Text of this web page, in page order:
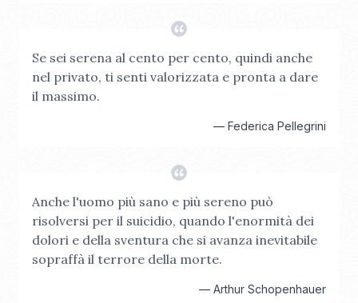
Se sei serena al cento per cento, quindi anche
nel privato, ti senti valorizzata e pronta a dare
il massimo.
— Federica Pellegrini
Anche l'uomo più sano e più sereno può
risolversi per il suicidio, quando l'enormità dei
dolori e della sventura che si avanza inevitabile
sopraffà il terrore della morte.
— Arthur Schopenhauer